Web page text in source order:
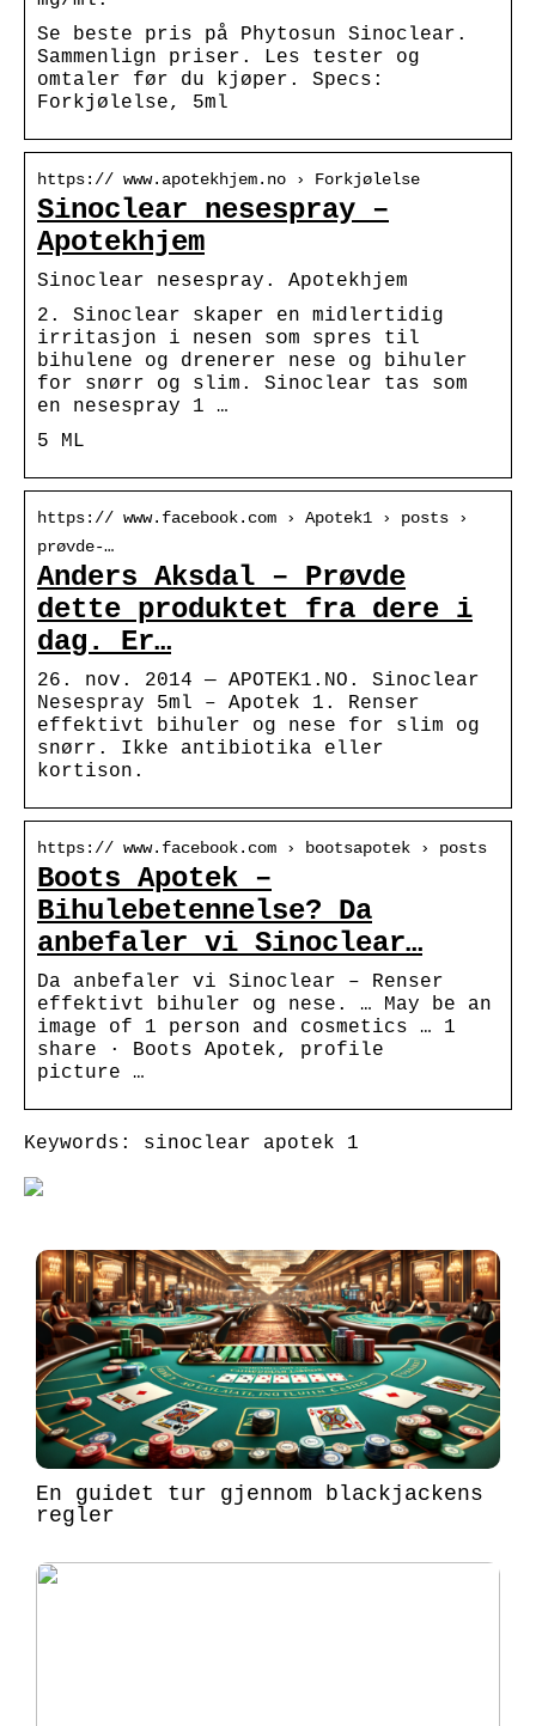
Se beste pris på Phytosun Sinoclear.
Sammenlign priser. Les tester og
omtaler før du kjøper. Specs:
Forkjølelse, 5ml
https:// www.apotekhjem.no › Forkjølelse
Sinoclear nesespray –
Apotekhjem
Sinoclear nesespray. Apotekhjem
2. Sinoclear skaper en midlertidig
irritasjon i nesen som spres til
bihulene og drenerer nese og bihuler
for snørr og slim. Sinoclear tas som
en nesespray 1 …
5 ML
https:// www.facebook.com › Apotek1 › posts ›
prøvde-…
Anders Aksdal – Prøvde
dette produktet fra dere i
dag. Er…
26. nov. 2014 — APOTEK1.NO. Sinoclear
Nesespray 5ml – Apotek 1. Renser
effektivt bihuler og nese for slim og
snørr. Ikke antibiotika eller
kortison.
https:// www.facebook.com › bootsapotek › posts
Boots Apotek –
Bihulebetennelse? Da
anbefaler vi Sinoclear…
Da anbefaler vi Sinoclear – Renser
effektivt bihuler og nese. … May be an
image of 1 person and cosmetics … 1
share · Boots Apotek, profile
picture …
Keywords: sinoclear apotek 1
En guidet tur gjennom blackjackens
regler